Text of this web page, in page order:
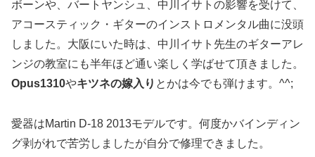
ボーンや、バートヤンシュ、中川イサトの影響を受けて、
アコースティック・ギターのインストロメンタル曲に没頭
しました。大阪にいた時は、中川イサト先生のギターアレ
ンジの教室にも半年ほど通い楽しく学ばせて頂きました。
Opus1310やキツネの嫁入り とかは今でも弾けます。^^;
愛器はMartin D-18 2013モデルです。何度かバインディン
グ剥がれで苦労しましたが自分で修理できました。